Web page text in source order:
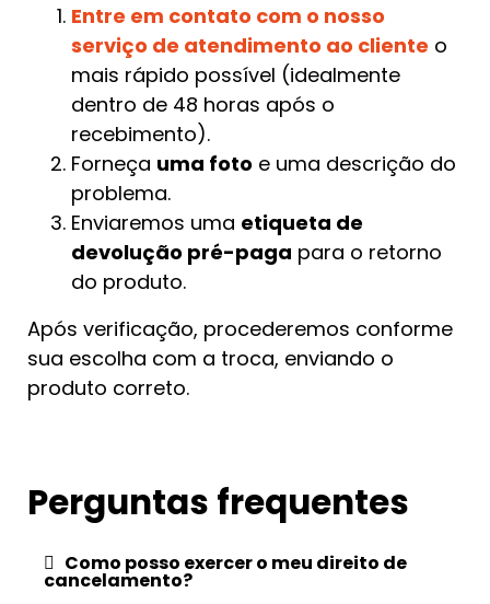
Entre em contato com o nosso
serviço de atendimento ao cliente o
mais rápido possível (idealmente
dentro de 48 horas após o
recebimento).
Forneça uma foto e uma descrição do
problema.
Enviaremos uma etiqueta de
devolução pré-paga para o retorno
do produto.
Após verificação, procederemos conforme
sua escolha com a troca, enviando o
produto correto.
Perguntas frequentes
Como posso exercer o meu direito de
cancelamento?